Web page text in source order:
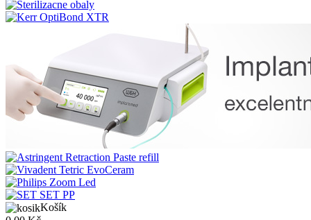
Košík